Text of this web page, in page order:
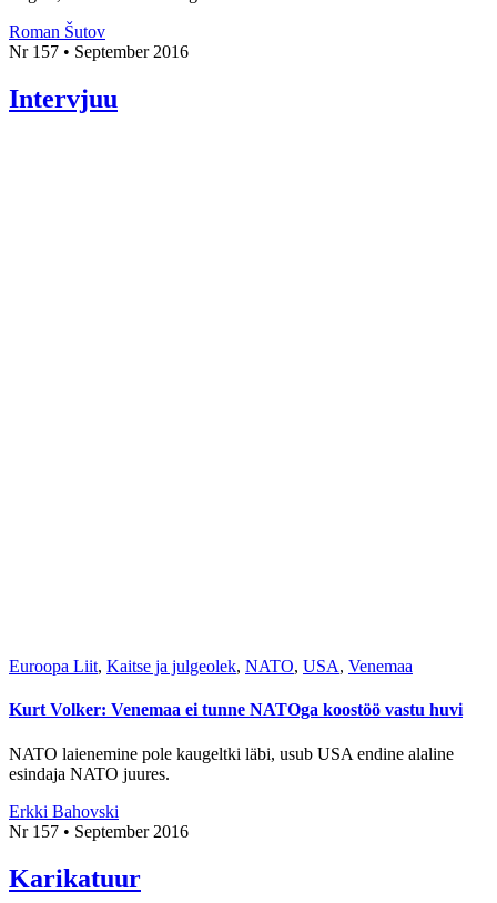
Roman Šutov
Nr 157 • September 2016
Intervjuu
Euroopa Liit, Kaitse ja julgeolek, NATO, USA, Venemaa
Kurt Volker: Venemaa ei tunne NATOga koostöö vastu huvi
NATO laienemine pole kaugeltki läbi, usub USA endine alaline
esindaja NATO juures.
Erkki Bahovski
Nr 157 • September 2016
Karikatuur